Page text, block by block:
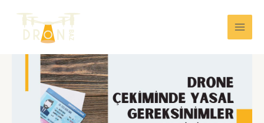
Main